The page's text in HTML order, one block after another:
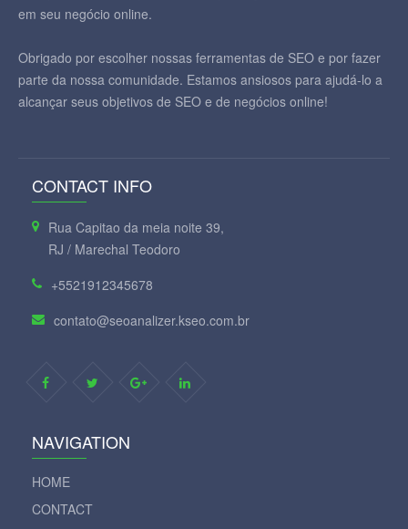
em seu negócio online.
Obrigado por escolher nossas ferramentas de SEO e por fazer
parte da nossa comunidade. Estamos ansiosos para ajudá-lo a
alcançar seus objetivos de SEO e de negócios online!
CONTACT INFO
Rua Capitao da meia noite 39,
RJ / Marechal Teodoro
+5521912345678
contato@seoanalizer.kseo.com.br
NAVIGATION
HOME
CONTACT